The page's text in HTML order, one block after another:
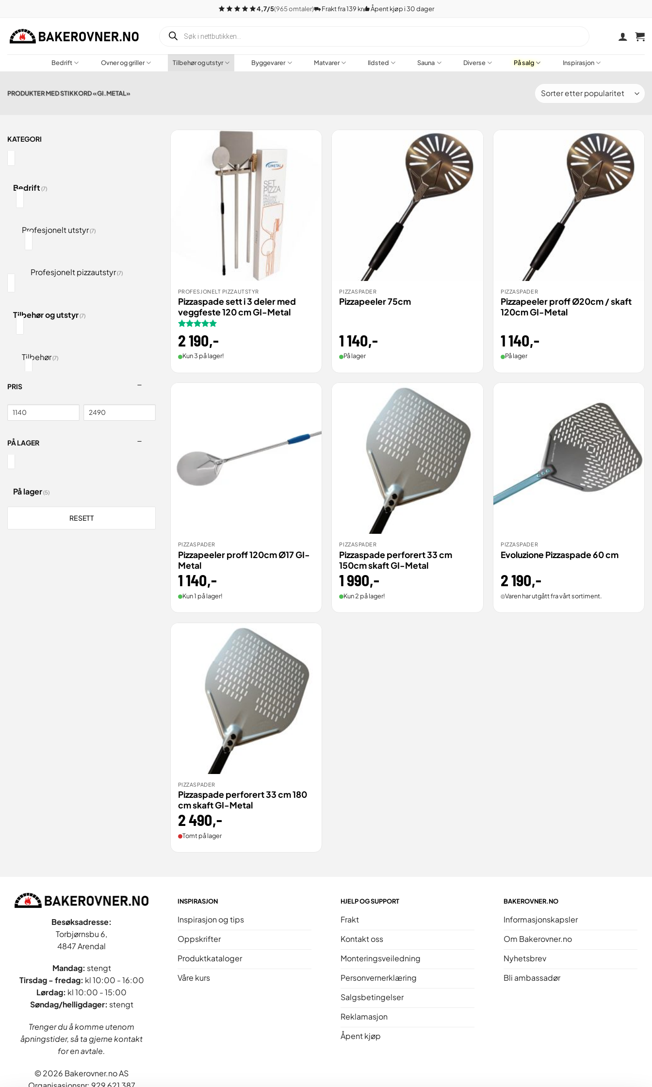
innhold
4,7/5(965 omtaler) Frakt fra 139 kr Åpent kjøp i 30 dager
Bedrift Ovner og griller Tilbehør og utstyr Byggevarer Matvarer Ildsted Sauna Diverse På salg Inspirasjon
PRODUKTER MED STIKKORD «GI.METAL»
KATEGORI
Bedrift (7)
Profesjonelt utstyr(7)
Profesjonelt pizzautstyr(7)
Tilbehør og utstyr(7)
Tilbehør(7)
PRIS
PÅ LAGER
På lager(5)
RESETT
BESTILL
PROFESJONELT PIZZAUTSTYR
Pizzaspade sett i 3 deler med
veggfeste 120 cm GI-Metal
Vurdert5
av 5
2 190,-
Kun 3 på lager!
BESTILL
PIZZASPADER
Pizzapeeler 75cm
1 140,-
På lager
BESTILL
PIZZASPADER
Pizzapeeler proff Ø20cm / skaft
120cm GI-Metal
1 140,-
På lager
BESTILL
PIZZASPADER
Pizzapeeler proff 120cm Ø17 GI-
Metal
1 140,-
Kun 1 på lager!
BESTILL
PIZZASPADER
Pizzaspade perforert 33 cm
150cm skaft GI-Metal
1 990,-
Kun 2 på lager!
BESTILL
PIZZASPADER
Evoluzione Pizzaspade 60 cm
2 190,-
Varen har utgått fra vårt sortiment.
BESTILL
PIZZASPADER
Pizzaspade perforert 33 cm 180
cm skaft GI-Metal
2 490,-
Tomt på lager
Besøksadresse:
Torbjørnsbu 6,
4847 Arendal
Mandag: stengt
Tirsdag - fredag: kl 10:00 - 16:00
Lørdag: kl 10:00 - 15:00
Søndag/helligdager: stengt
Trenger du å komme utenom
åpningstider, så ta gjerne kontakt
for en avtale.
© 2026 Bakerovner.no AS
INSPIRASJON
Inspirasjon og tips
Oppskrifter
Produktkataloger
Våre kurs
HJELP OG SUPPORT
Frakt
Kontakt oss
Monteringsveiledning
Personvernerklæring
Salgsbetingelser
Reklamasjon
Åpent kjøp
BAKEROVNER.NO
Informasjonskapsler
Om Bakerovner.no
Nyhetsbrev
Bli ambassadør